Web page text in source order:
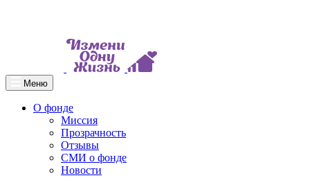
Меню
О фонде
Миссия
Прозрачность
Отзывы
СМИ о фонде
Новости